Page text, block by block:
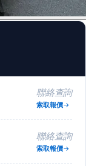
聯絡查詢
索取報價
聯絡查詢
索取報價